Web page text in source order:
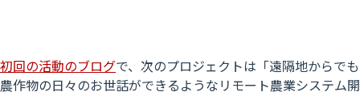
初回の活動のブログで、次のプロジェクトは「遠隔地からでも
農作物の日々のお世話ができるようなリモート農業システム開